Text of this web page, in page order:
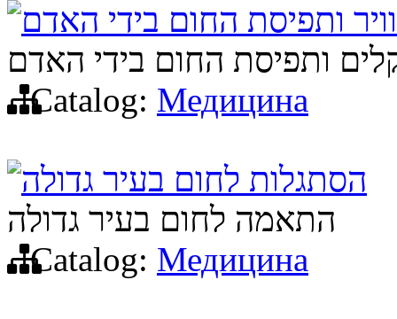
ותפיסת החום בידי האדם
ותפיסת החום בידי האדם
Catalog: Медицина
הסתגלות לחום בעיר גדולה
התאמה לחום בעיר גדולה
Catalog: Медицина